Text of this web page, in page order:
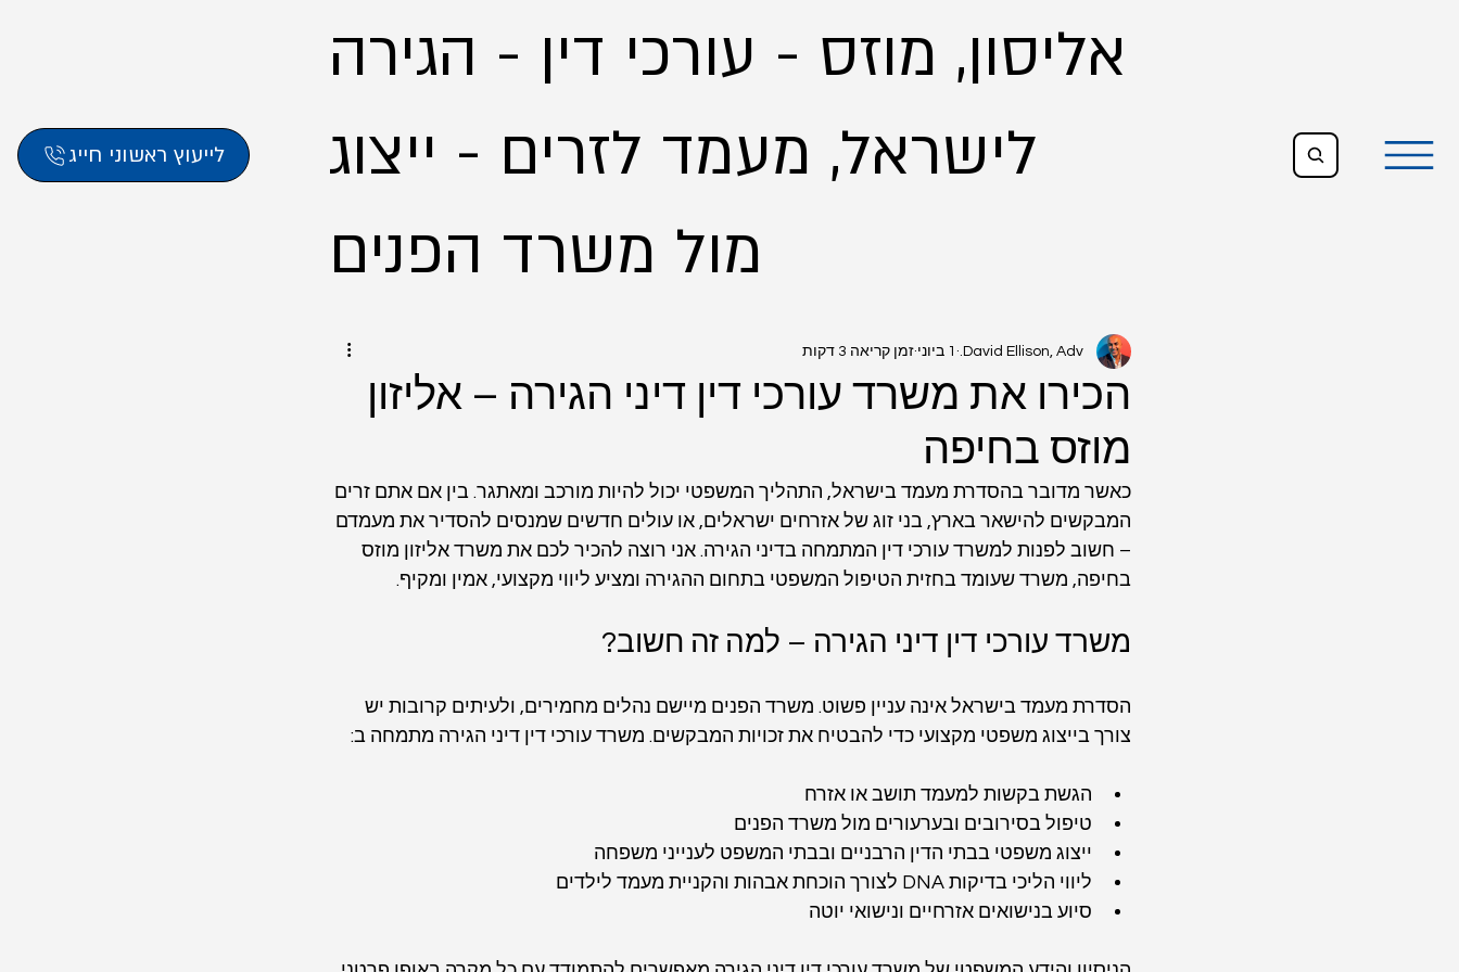
לייעוץ ראשוני חייג
אליסון, מוזס - עורכי דין - הגירה
לישראל, מעמד לזרים - ייצוג
הכירו את משרד עורכי דין דיני הגירה – אליזון
מוזס בחיפה
David Ellison, Adv. 1 ביוני זמן קריאה 3 דקות
כאשר מדובר בהסדרת מעמד בישראל, התהליך המשפטי יכול להיות מורכב ומאתגר. בין אם אתם זרים
המבקשים להישאר בארץ, בני זוג של אזרחים ישראלים, או עולים חדשים שמנסים להסדיר את מעמדם
– חשוב לפנות למשרד עורכי דין המתמחה בדיני הגירה. אני רוצה להכיר לכם את משרד אליזון מוזס
בחיפה, משרד שעומד בחזית הטיפול המשפטי בתחום ההגירה ומציע ליווי מקצועי, אמין ומקיף.
משרד עורכי דין דיני הגירה – למה זה חשוב?
הסדרת מעמד בישראל אינה עניין פשוט. משרד הפנים מיישם נהלים מחמירים, ולעיתים קרובות יש
צורך בייצוג משפטי מקצועי כדי להבטיח את זכויות המבקשים. משרד עורכי דין דיני הגירה מתמחה ב:
הגשת בקשות למעמד תושב או אזרח
טיפול בסירובים ובערעורים מול משרד הפנים
ייצוג משפטי בבתי הדין הרבניים ובבתי המשפט לענייני משפחה
ליווי הליכי בדיקות DNA לצורך הוכחת אבהות והקניית מעמד לילדים
סיוע בנישואים אזרחיים ונישואי יוטה